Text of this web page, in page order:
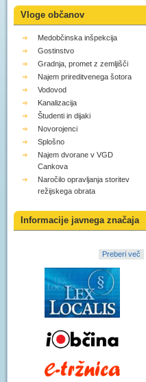
Vloge občanov
Medobčinska inšpekcija
Gostinstvo
Gradnja, promet z zemljišči
Najem prireditvenega šotora
Vodovod
Kanalizacija
Študenti in dijaki
Novorojenci
Splošno
Najem dvorane v VGD
Cankova
Naročilo opravljanja storitev
režijskega obrata
Informacije javnega značaja
Preberi več